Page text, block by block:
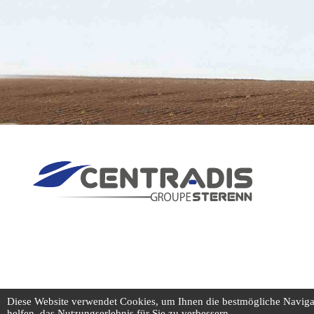
Diese Website verwendet Cookies, um Ihnen die bestmögliche